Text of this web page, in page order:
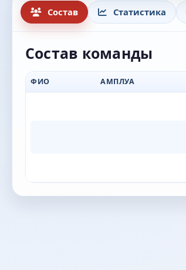
Состав Статистика
Состав команды
ФИО АМПЛУА